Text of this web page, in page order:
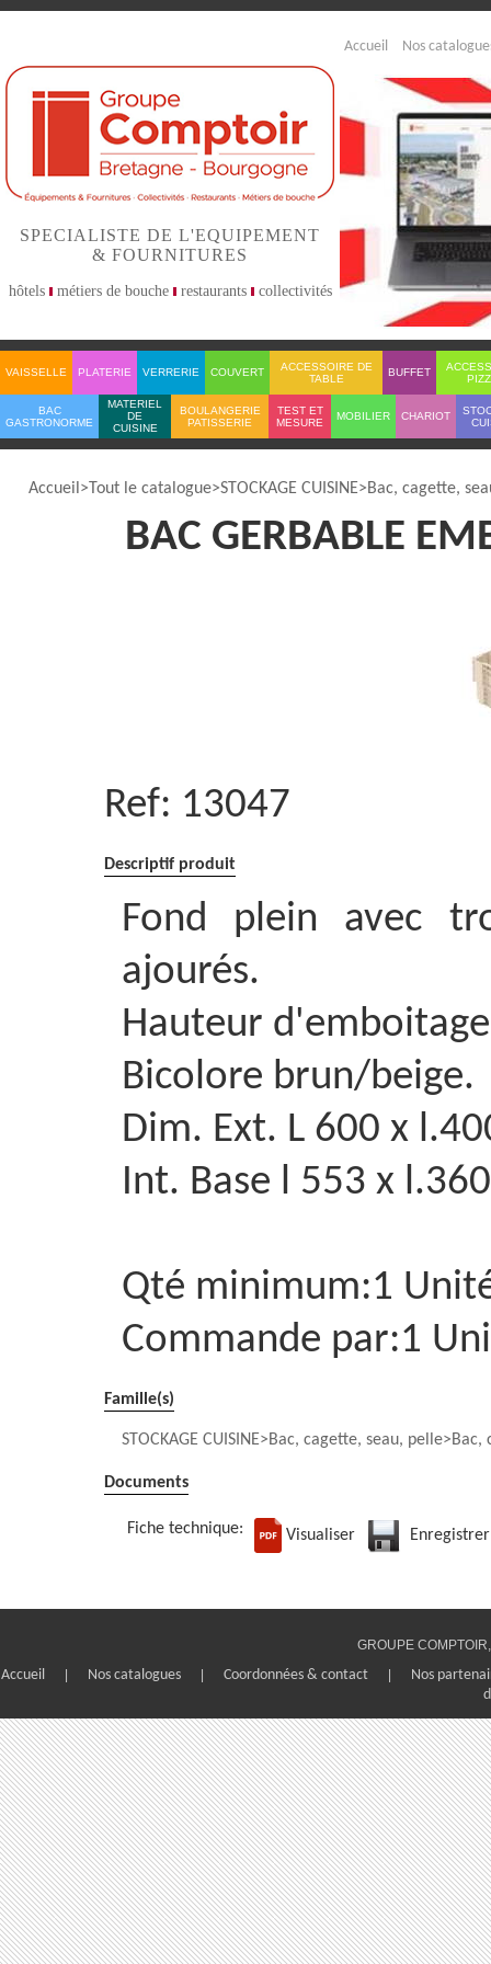
Accueil Nos
SPECIALISTE DE L'EQUIPEMENT
& FOURNITURES
hôtels métiers de bouche restaurants collectivités
VAISSELLE PLATERIE VERRERIE COUVERT
ACCESSOIRE DE
TABLE
BUFFET
BAC
GASTRONORME
MATERIEL
DE
CUISINE
BOULANGERIE
PATISSERIE
TEST ET
MESURE
MOBILIER CHARIOT
Accueil Tout le catalogue STOCKAGE CUISINE Bac, cagette,
BAC GERBABLE
Ref: 13047
Descriptif produit
Fond plein avec
ajourés.
Hauteur
Bicolore brun/beige.
Dim. Ext. L 600 x
Int. Base l 553 x
Qté minimum:1
Commande par:1
Famille(s)
STOCKAGE CUISINE Bac, cagette, seau, pelle Bac,
Documents
Fiche technique: Visualiser Enregistrer
GROUPE
Accueil Nos catalogues Coordonnées & contact
Nos